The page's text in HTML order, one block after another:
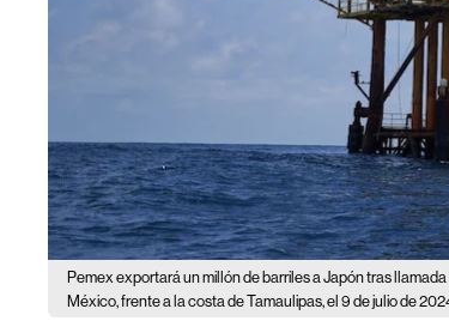
Pemex exportará un millón de barriles a Japón tras
México, frente a la costa de Tamaulipas, el 9 de julio de